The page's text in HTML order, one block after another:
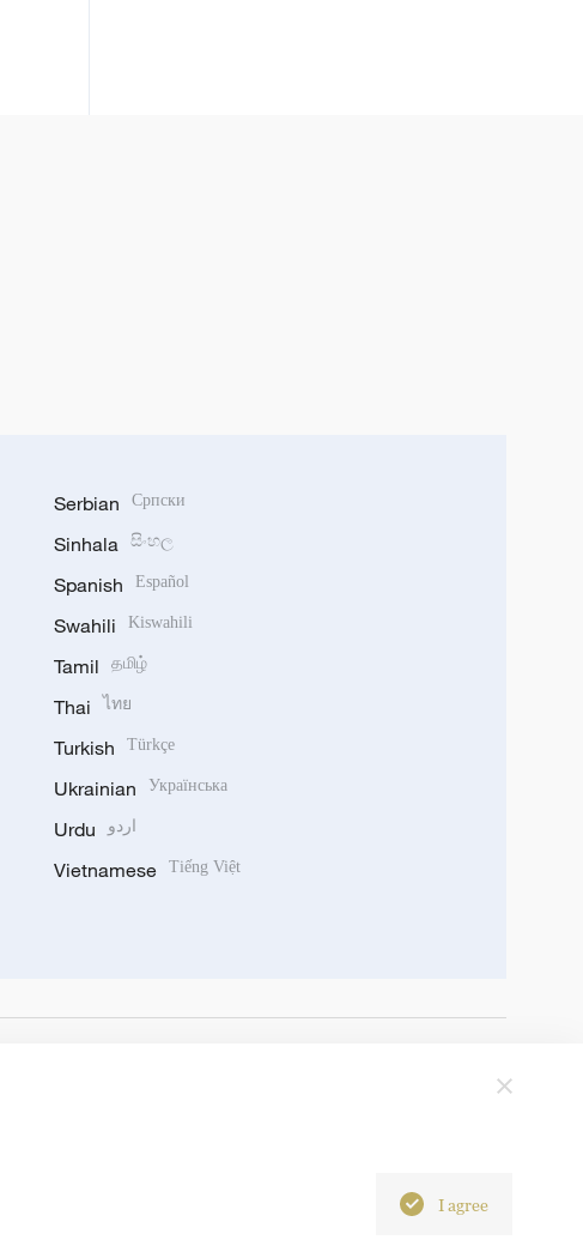
Serbian Српски
Sinhala සිංහල
Spanish Español
Swahili Kiswahili
Tamil தமிழ்
Thai ไทย
Turkish Türkçe
Ukrainian Українська
Urdu اردو
Vietnamese Tiếng Việt
I agree